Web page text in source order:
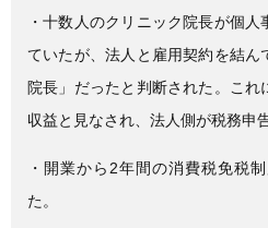
・十数人のクリニック院長が個
ていたが、法人と雇用契約を結
院長」だったと判断された。こ
収益と見なされ、法人側が税務申
・開業から2年間の消費税免税
た。